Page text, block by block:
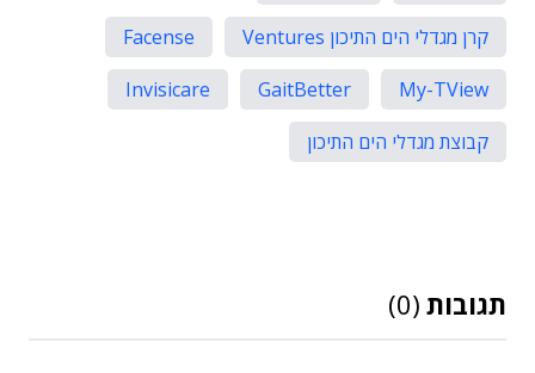
קרן מגדלי הים התיכון Ventures
Facense
My-TView
GaitBetter
Invisicare
קבוצת מגדלי הים התיכון
תגובות (0)